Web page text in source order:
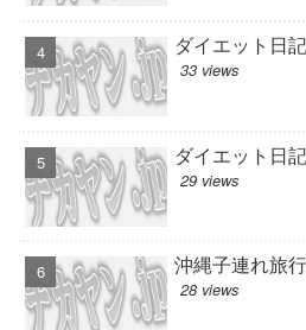
ダイエット日
33 views
ダイエット日
29 views
沖縄子連れ旅
28 views